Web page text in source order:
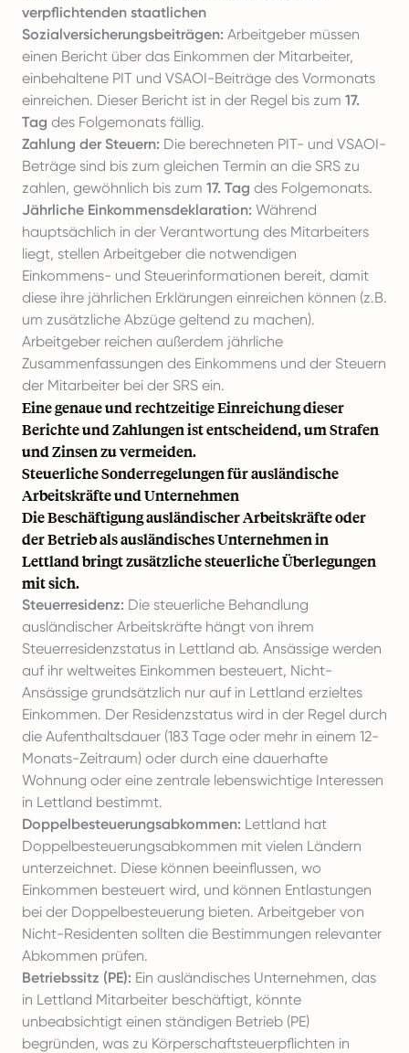
verpflichtenden staatlichen
Sozialversicherungsbeiträgen: Arbeitgeber müssen
einen Bericht über das Einkommen der Mitarbeiter,
einbehaltene PIT und VSAOI-Beiträge des Vormonats
einreichen. Dieser Bericht ist in der Regel bis zum 17.
Tag des Folgemonats fällig.
Zahlung der Steuern: Die berechneten PIT- und VSAOI-
Beträge sind bis zum gleichen Termin an die SRS zu
zahlen, gewöhnlich bis zum 17. Tag des Folgemonats.
Jährliche Einkommensdeklaration: Während
hauptsächlich in der Verantwortung des Mitarbeiters
liegt, stellen Arbeitgeber die notwendigen
Einkommens- und Steuerinformationen bereit, damit
diese ihre jährlichen Erklärungen einreichen können (z.B.
um zusätzliche Abzüge geltend zu machen).
Arbeitgeber reichen außerdem jährliche
Zusammenfassungen des Einkommens und der Steuern
der Mitarbeiter bei der SRS ein.
Eine genaue und rechtzeitige Einreichung dieser
Berichte und Zahlungen ist entscheidend, um Strafen
und Zinsen zu vermeiden.
Steuerliche Sonderregelungen für ausländische
Arbeitskräfte und Unternehmen
Die Beschäftigung ausländischer Arbeitskräfte oder
der Betrieb als ausländisches Unternehmen in
Lettland bringt zusätzliche steuerliche Überlegungen
mit sich.
Steuerresidenz: Die steuerliche Behandlung
ausländischer Arbeitskräfte hängt von ihrem
Steuerresidenzstatus in Lettland ab. Ansässige werden
auf ihr weltweites Einkommen besteuert, Nicht-
Ansässige grundsätzlich nur auf in Lettland erzieltes
Einkommen. Der Residenzstatus wird in der Regel durch
die Aufenthaltsdauer (183 Tage oder mehr in einem 12-
Monats-Zeitraum) oder durch eine dauerhafte
Wohnung oder eine zentrale lebenswichtige Interessen
in Lettland bestimmt.
Doppelbesteuerungsabkommen: Lettland hat
Doppelbesteuerungsabkommen mit vielen Ländern
unterzeichnet. Diese können beeinflussen, wo
Einkommen besteuert wird, und können Entlastungen
bei der Doppelbesteuerung bieten. Arbeitgeber von
Nicht-Residenten sollten die Bestimmungen relevanter
Abkommen prüfen.
Betriebssitz (PE): Ein ausländisches Unternehmen, das
in Lettland Mitarbeiter beschäftigt, könnte
unbeabsichtigt einen ständigen Betrieb (PE)
begründen, was zu Körperschaftsteuerpflichten in